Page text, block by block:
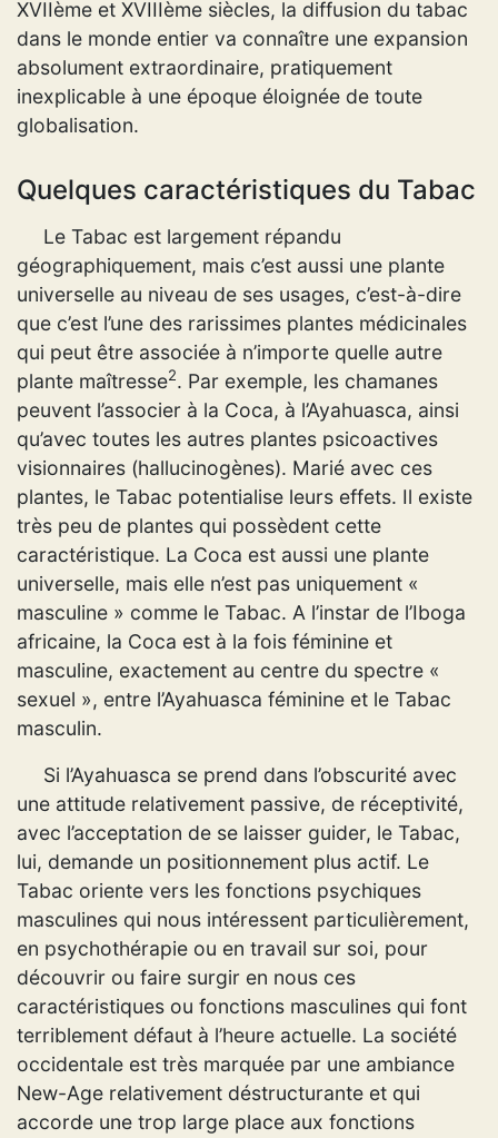
XVIIème et XVIIIème siècles, la diffusion du tabac
dans le monde entier va connaître une expansion
absolument extraordinaire, pratiquement
inexplicable à une époque éloignée de toute
globalisation.
Quelques caractéristiques du Tabac
Le Tabac est largement répandu
géographiquement, mais c’est aussi une plante
universelle au niveau de ses usages, c’est-à-dire
que c’est l’une des rarissimes plantes médicinales
qui peut être associée à n’importe quelle autre
plante maîtresse2. Par exemple, les chamanes
peuvent l’associer à la Coca, à l’Ayahuasca, ainsi
qu’avec toutes les autres plantes psicoactives
visionnaires (hallucinogènes). Marié avec ces
plantes, le Tabac potentialise leurs effets. Il existe
très peu de plantes qui possèdent cette
caractéristique. La Coca est aussi une plante
universelle, mais elle n’est pas uniquement «
masculine » comme le Tabac. A l’instar de l’Iboga
africaine, la Coca est à la fois féminine et
masculine, exactement au centre du spectre «
sexuel », entre l’Ayahuasca féminine et le Tabac
masculin.
Si l’Ayahuasca se prend dans l’obscurité avec
une attitude relativement passive, de réceptivité,
avec l’acceptation de se laisser guider, le Tabac,
lui, demande un positionnement plus actif. Le
Tabac oriente vers les fonctions psychiques
masculines qui nous intéressent particulièrement,
en psychothérapie ou en travail sur soi, pour
découvrir ou faire surgir en nous ces
caractéristiques ou fonctions masculines qui font
terriblement défaut à l’heure actuelle. La société
occidentale est très marquée par une ambiance
New-Age relativement déstructurante et qui
accorde une trop large place aux fonctions